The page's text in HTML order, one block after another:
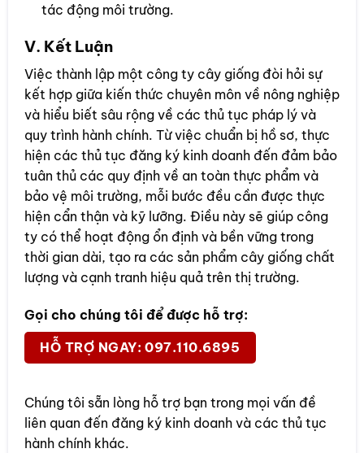
tác động môi trường.
V. Kết Luận
Việc thành lập một công ty cây giống đòi hỏi sự
kết hợp giữa kiến thức chuyên môn về nông nghiệp
và hiểu biết sâu rộng về các thủ tục pháp lý và
quy trình hành chính. Từ việc chuẩn bị hồ sơ, thực
hiện các thủ tục đăng ký kinh doanh đến đảm bảo
tuân thủ các quy định về an toàn thực phẩm và
bảo vệ môi trường, mỗi bước đều cần được thực
hiện cẩn thận và kỹ lưỡng. Điều này sẽ giúp công
ty có thể hoạt động ổn định và bền vững trong
thời gian dài, tạo ra các sản phẩm cây giống chất
lượng và cạnh tranh hiệu quả trên thị trường.
Gọi cho chúng tôi để được hỗ trợ:
HỖ TRỢ NGAY: 097.110.6895
Chúng tôi sẵn lòng hỗ trợ bạn trong mọi vấn đề
liên quan đến đăng ký kinh doanh và các thủ tục
hành chính khác.